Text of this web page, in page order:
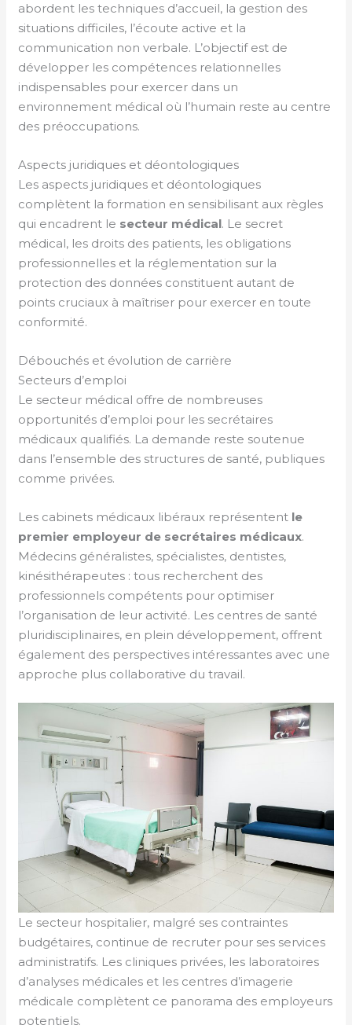
abordent les techniques d’accueil, la gestion des
situations difficiles, l’écoute active et la
communication non verbale. L’objectif est de
développer les compétences relationnelles
indispensables pour exercer dans un
environnement médical où l’humain reste au centre
des préoccupations.
Aspects juridiques et déontologiques
Les aspects juridiques et déontologiques
complètent la formation en sensibilisant aux règles
qui encadrent le secteur médical. Le secret
médical, les droits des patients, les obligations
professionnelles et la réglementation sur la
protection des données constituent autant de
points cruciaux à maîtriser pour exercer en toute
conformité.
Débouchés et évolution de carrière
Secteurs d’emploi
Le secteur médical offre de nombreuses
opportunités d’emploi pour les secrétaires
médicaux qualifiés. La demande reste soutenue
dans l’ensemble des structures de santé, publiques
comme privées.
Les cabinets médicaux libéraux représentent le
premier employeur de secrétaires médicaux.
Médecins généralistes, spécialistes, dentistes,
kinésithérapeutes : tous recherchent des
professionnels compétents pour optimiser
l’organisation de leur activité. Les centres de santé
pluridisciplinaires, en plein développement, offrent
également des perspectives intéressantes avec une
approche plus collaborative du travail.
Le secteur hospitalier, malgré ses contraintes
budgétaires, continue de recruter pour ses services
administratifs. Les cliniques privées, les laboratoires
d’analyses médicales et les centres d’imagerie
médicale complètent ce panorama des employeurs
potentiels.